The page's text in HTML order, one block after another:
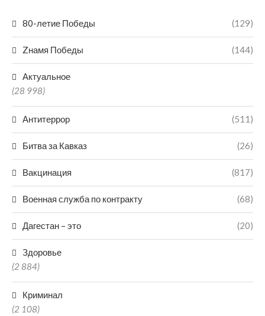
80-летие Победы (129)
Zнамя Победы (144)
Актуальное
(28 998)
Антитеррор (511)
Битва за Кавказ (26)
Вакцинация (817)
Военная служба по контракту (68)
Дагестан – это (20)
Здоровье
(2 884)
Криминал
(2 108)